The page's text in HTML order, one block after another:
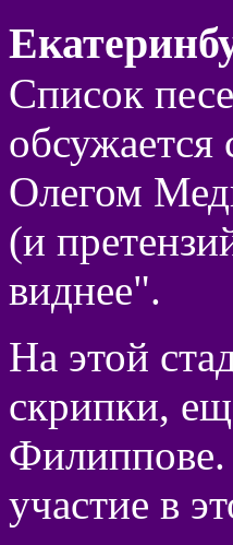
Список
Олегом
(и
виднее".
На этой
скрипки,
Филиппове.
участие в